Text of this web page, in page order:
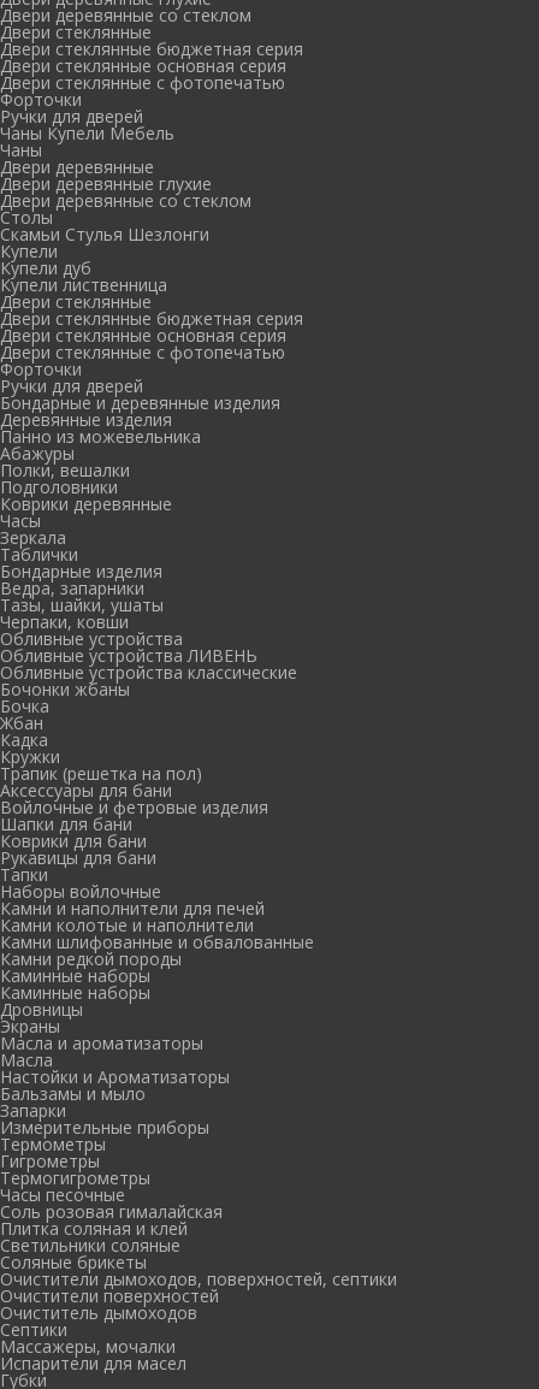
Двери деревянные со стеклом
Двери стеклянные
Двери стеклянные бюджетная серия
Двери стеклянные основная серия
Двери стеклянные с фотопечатью
Форточки
Ручки для дверей
Чаны Купели Мебель
Чаны
Двери деревянные
Двери деревянные глухие
Двери деревянные со стеклом
Столы
Скамьи Стулья Шезлонги
Купели
Купели дуб
Купели лиственница
Двери стеклянные
Двери стеклянные бюджетная серия
Двери стеклянные основная серия
Двери стеклянные с фотопечатью
Форточки
Ручки для дверей
Бондарные и деревянные изделия
Деревянные изделия
Панно из можевельника
Абажуры
Полки, вешалки
Подголовники
Коврики деревянные
Часы
Зеркала
Таблички
Бондарные изделия
Ведра, запарники
Тазы, шайки, ушаты
Черпаки, ковши
Обливные устройства
Обливные устройства ЛИВЕНЬ
Обливные устройства классические
Бочонки жбаны
Бочка
Жбан
Кадка
Кружки
Трапик (решетка на пол)
Аксессуары для бани
Войлочные и фетровые изделия
Шапки для бани
Коврики для бани
Рукавицы для бани
Тапки
Наборы войлочные
Камни и наполнители для печей
Камни колотые и наполнители
Камни шлифованные и обвалованные
Камни редкой породы
Каминные наборы
Каминные наборы
Дровницы
Экраны
Масла и ароматизаторы
Масла
Настойки и Ароматизаторы
Бальзамы и мыло
Запарки
Измерительные приборы
Термометры
Гигрометры
Термогигрометры
Часы песочные
Соль розовая гималайская
Плитка соляная и клей
Светильники соляные
Соляные брикеты
Очистители дымоходов, поверхностей, септики
Очистители поверхностей
Очиститель дымоходов
Септики
Массажеры, мочалки
Испарители для масел
Губки